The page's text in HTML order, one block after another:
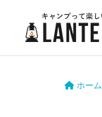
ホーム